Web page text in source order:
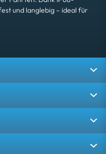
und langlebig – ideal für